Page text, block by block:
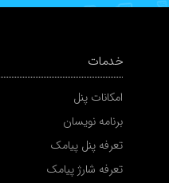
خدمات
امکانات پنل
برنامه نویسان
تعرفه پنل پیامک
تعرفه شارژ پیامک